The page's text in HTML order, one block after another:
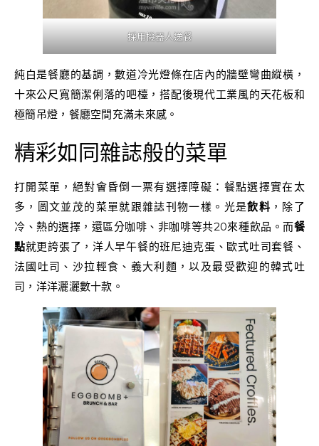
採用機器人送餐
純白是餐廳的基調，數道冷光燈條在店內的牆壁彎曲縱橫，
十來公尺寬簡潔俐落的吧檯，搭配後現代工業風的天花板和
極簡吊燈，餐廳空間充滿未來感。
精彩如同雜誌般的菜單
打開菜單，絕對會昏倒一票有選擇障礙：餐點選擇實在太
多，圖文並茂的菜單就跟雜誌刊物一樣。光是飲料 ，除了
冷、熱的選擇，還區分咖啡、非咖啡等共20來種飲品。而餐
點就更誇張了，洋人早午餐的班尼迪克蛋、歐式吐司套餐、
法國吐司、沙拉輕食、義大利麵，以及最受歡迎的韓式吐
司，洋洋灑灑數十款。